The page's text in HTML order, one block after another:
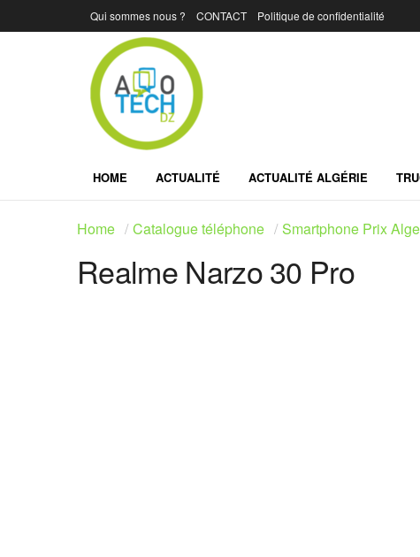
Qui sommes nous ? CONTACT Politique de confidentialité
HOME ACTUALITÉ ACTUALITÉ ALGÉRIE
Home Catalogue téléphone Smartphone Prix
Realme Narzo 30 Pro